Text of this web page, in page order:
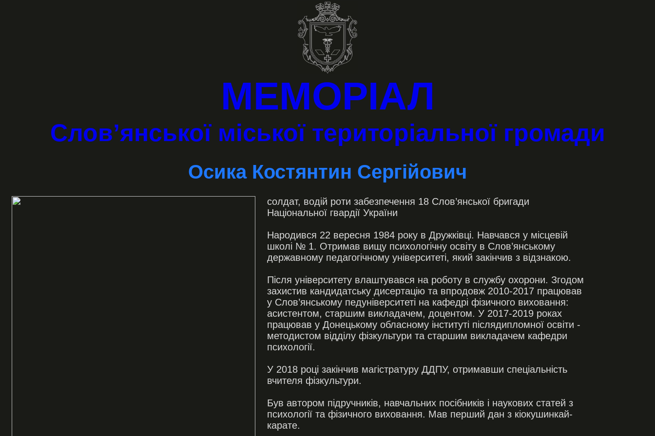
МЕМОРІАЛ
Слов’янської міської територіальної громади
Осика Костянтин Сергійович
солдат, водій роти забезпечення 18 Слов’янської бригади
Національної гвардії України
Народився 22 вересня 1984 року в Дружківці. Навчався у місцевій
школі № 1. Отримав вищу психологічну освіту в Слов’янському
державному педагогічному університеті, який закінчив з відзнакою.
Після університету влаштувався на роботу в службу охорони. Згодом
захистив кандидатську дисертацію та впродовж 2010-2017 працював
у Слов’янському педуніверситеті на кафедрі фізичного виховання:
асистентом, старшим викладачем, доцентом. У 2017-2019 роках
працював у Донецькому обласному інституті післядипломної освіти -
методистом відділу фізкультури та старшим викладачем кафедри
психології.
У 2018 році закінчив магістратуру ДДПУ, отримавши спеціальність
вчителя фізкультури.
Був автором підручників, навчальних посібників і наукових статей з
психології та фізичного виховання. Мав перший дан з кіокушинкай-
карате.